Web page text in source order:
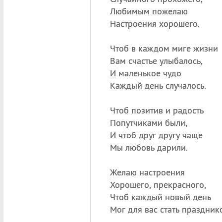
Любимым пожелаю
Настроения хорошего.
Чтоб в каждом миге жизни
Вам счастье улыбалось,
И маленькое чудо
Каждый день случалось.
Чтоб позитив и радость
Попутчиками были,
И чтоб друг другу чаще
Мы любовь дарили.
Желаю настроения
Хорошего, прекрасного,
Чтоб каждый новый день
Мог для вас стать